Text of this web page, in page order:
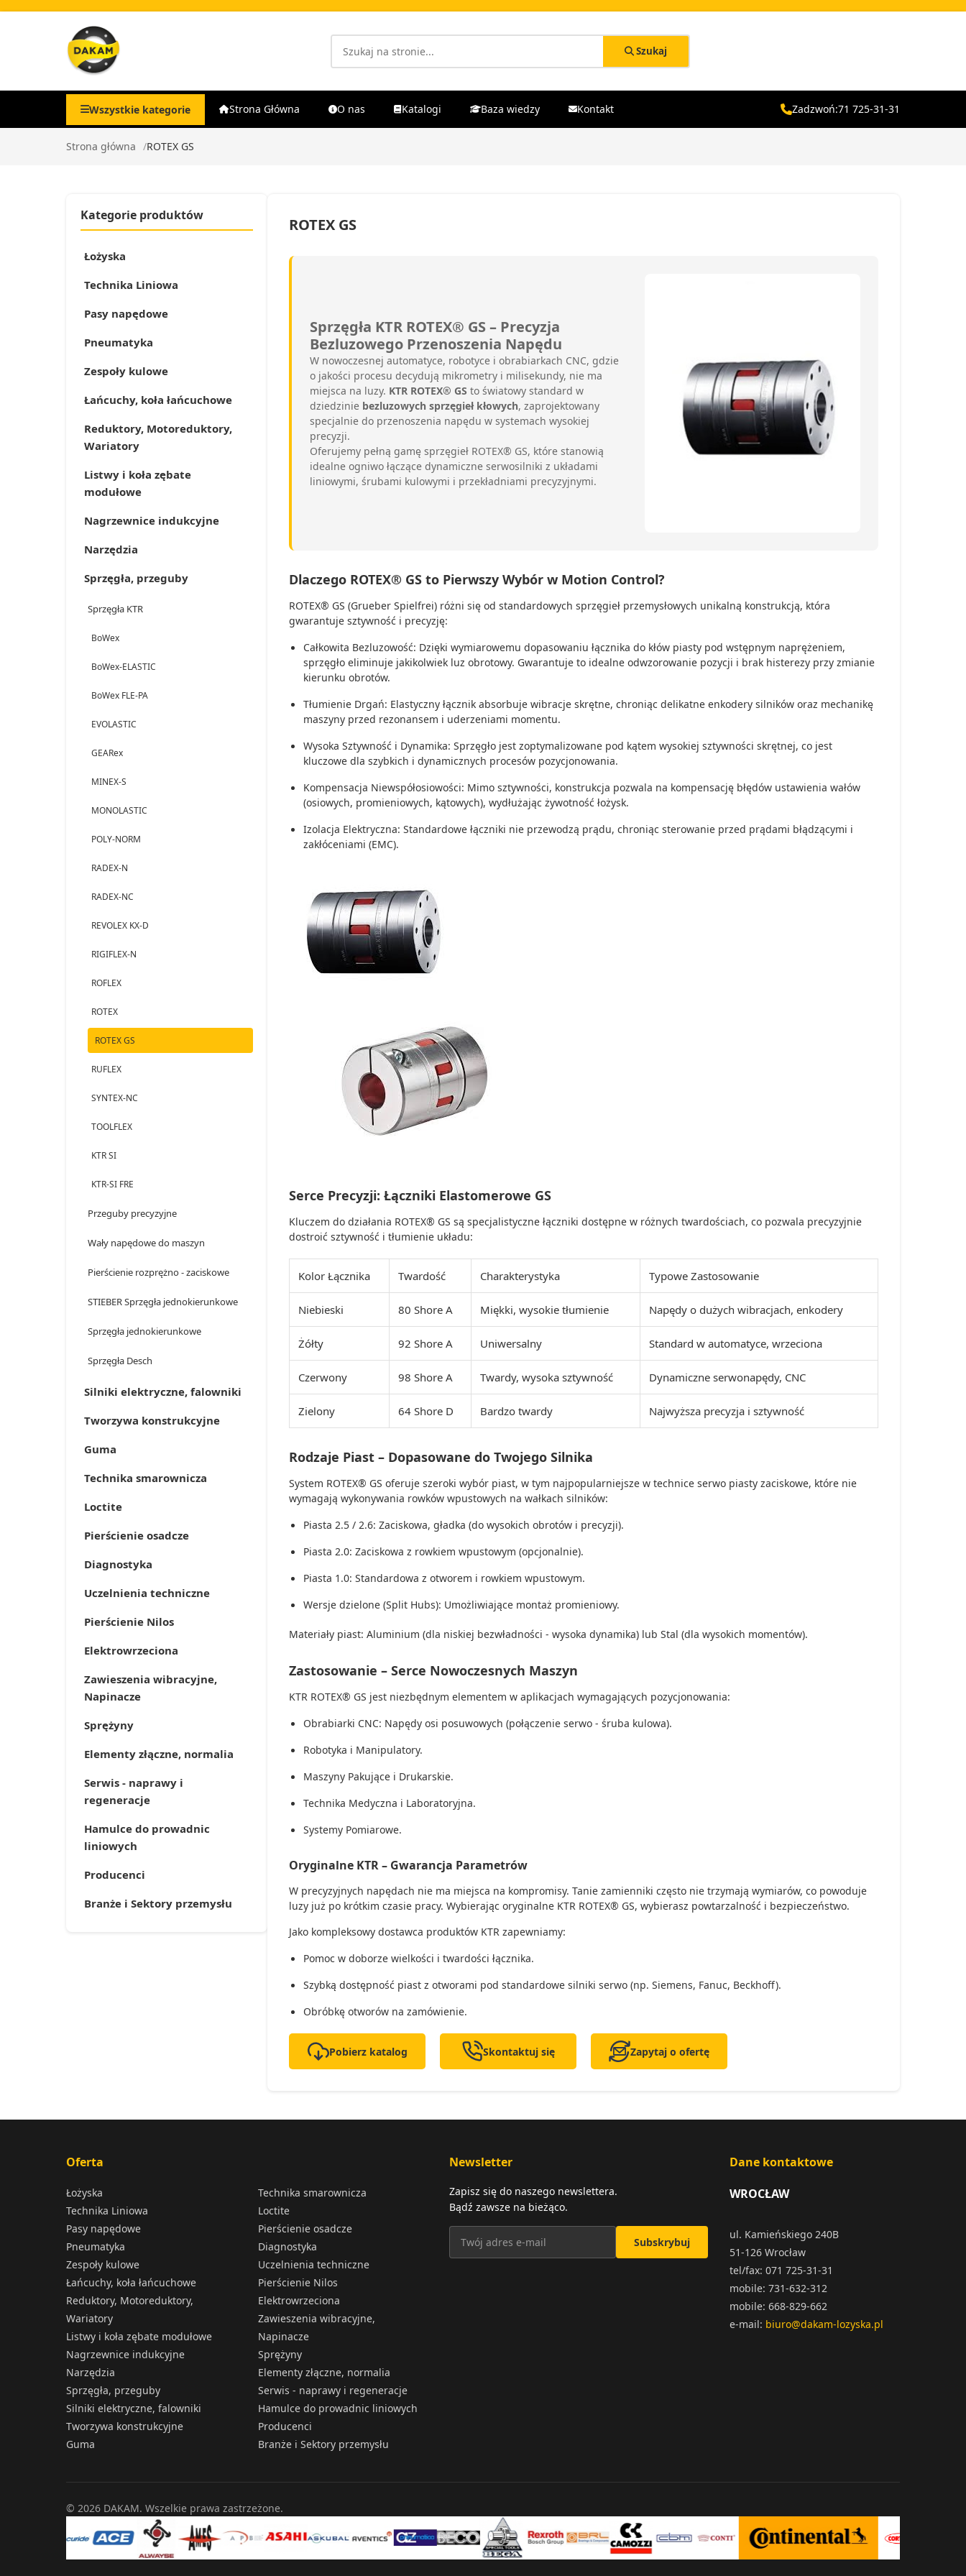
Szukaj
Wszystkie kategorie Strona Główna O nas Katalogi Baza wiedzy Kontakt Zadzwoń:71 725-31-31
Strona główna ROTEX GS
Kategorie produktów
Łożyska
Technika Liniowa
Pasy napędowe
Pneumatyka
Zespoły kulowe
Łańcuchy, koła łańcuchowe
Reduktory, Motoreduktory,
Wariatory
Listwy i koła zębate
modułowe
Nagrzewnice indukcyjne
Narzędzia
Sprzęgła, przeguby
Sprzęgła KTR
BoWex
BoWex-ELASTIC
BoWex FLE-PA
EVOLASTIC
GEARex
MINEX-S
MONOLASTIC
POLY-NORM
RADEX-N
RADEX-NC
REVOLEX KX-D
RIGIFLEX-N
ROFLEX
ROTEX
ROTEX GS
RUFLEX
SYNTEX-NC
TOOLFLEX
KTR SI
KTR-SI FRE
Przeguby precyzyjne
Wały napędowe do maszyn
Pierścienie rozprężno - zaciskowe
STIEBER Sprzęgła jednokierunkowe
Sprzęgła jednokierunkowe
Sprzęgła Desch
Silniki elektryczne, falowniki
Tworzywa konstrukcyjne
Guma
Technika smarownicza
Loctite
Pierścienie osadcze
Diagnostyka
Uczelnienia techniczne
Pierścienie Nilos
Elektrowrzeciona
Zawieszenia wibracyjne,
Napinacze
Sprężyny
Elementy złączne, normalia
Serwis - naprawy i
regeneracje
Hamulce do prowadnic
liniowych
Producenci
Branże i Sektory przemysłu
ROTEX GS
Sprzęgła KTR ROTEX® GS – Precyzja
Bezluzowego Przenoszenia Napędu
W nowoczesnej automatyce, robotyce i obrabiarkach CNC, gdzie
o jakości procesu decydują mikrometry i milisekundy, nie ma
miejsca na luzy. KTR ROTEX® GS to światowy standard w
dziedzinie bezluzowych sprzęgieł kłowych, zaprojektowany
specjalnie do przenoszenia napędu w systemach wysokiej
precyzji.
Oferujemy pełną gamę sprzęgieł ROTEX® GS, które stanowią
idealne ogniwo łączące dynamiczne serwosilniki z układami
liniowymi, śrubami kulowymi i przekładniami precyzyjnymi.
Dlaczego ROTEX® GS to Pierwszy Wybór w Motion Control?
ROTEX® GS (Grueber Spielfrei) różni się od standardowych sprzęgieł przemysłowych unikalną konstrukcją, która
gwarantuje sztywność i precyzję:
Całkowita Bezluzowość: Dzięki wymiarowemu dopasowaniu łącznika do kłów piasty pod wstępnym naprężeniem,
sprzęgło eliminuje jakikolwiek luz obrotowy. Gwarantuje to idealne odwzorowanie pozycji i brak histerezy przy zmianie
kierunku obrotów.
Tłumienie Drgań: Elastyczny łącznik absorbuje wibracje skrętne, chroniąc delikatne enkodery silników oraz mechanikę
maszyny przed rezonansem i uderzeniami momentu.
Wysoka Sztywność i Dynamika: Sprzęgło jest zoptymalizowane pod kątem wysokiej sztywności skrętnej, co jest
kluczowe dla szybkich i dynamicznych procesów pozycjonowania.
Kompensacja Niewspółosiowości: Mimo sztywności, konstrukcja pozwala na kompensację błędów ustawienia wałów
(osiowych, promieniowych, kątowych), wydłużając żywotność łożysk.
Izolacja Elektryczna: Standardowe łączniki nie przewodzą prądu, chroniąc sterowanie przed prądami błądzącymi i
zakłóceniami (EMC).
Serce Precyzji: Łączniki Elastomerowe GS
Kluczem do działania ROTEX® GS są specjalistyczne łączniki dostępne w różnych twardościach, co pozwala precyzyjnie
dostroić sztywność i tłumienie układu:
Kolor Łącznika Twardość Charakterystyka Typowe Zastosowanie
Niebieski 80 Shore A Miękki, wysokie tłumienie Napędy o dużych wibracjach, enkodery
Żółty 92 Shore A Uniwersalny Standard w automatyce, wrzeciona
Czerwony 98 Shore A Twardy, wysoka sztywność Dynamiczne serwonapędy, CNC
Zielony 64 Shore D Bardzo twardy Najwyższa precyzja i sztywność
Rodzaje Piast – Dopasowane do Twojego Silnika
System ROTEX® GS oferuje szeroki wybór piast, w tym najpopularniejsze w technice serwo piasty zaciskowe, które nie
wymagają wykonywania rowków wpustowych na wałkach silników:
Piasta 2.5 / 2.6: Zaciskowa, gładka (do wysokich obrotów i precyzji).
Piasta 2.0: Zaciskowa z rowkiem wpustowym (opcjonalnie).
Piasta 1.0: Standardowa z otworem i rowkiem wpustowym.
Wersje dzielone (Split Hubs): Umożliwiające montaż promieniowy.
Materiały piast: Aluminium (dla niskiej bezwładności - wysoka dynamika) lub Stal (dla wysokich momentów).
Zastosowanie – Serce Nowoczesnych Maszyn
KTR ROTEX® GS jest niezbędnym elementem w aplikacjach wymagających pozycjonowania:
Obrabiarki CNC: Napędy osi posuwowych (połączenie serwo - śruba kulowa).
Robotyka i Manipulatory.
Maszyny Pakujące i Drukarskie.
Technika Medyczna i Laboratoryjna.
Systemy Pomiarowe.
Oryginalne KTR – Gwarancja Parametrów
W precyzyjnych napędach nie ma miejsca na kompromisy. Tanie zamienniki często nie trzymają wymiarów, co powoduje
luzy już po krótkim czasie pracy. Wybierając oryginalne KTR ROTEX® GS, wybierasz powtarzalność i bezpieczeństwo.
Jako kompleksowy dostawca produktów KTR zapewniamy:
Pomoc w doborze wielkości i twardości łącznika.
Szybką dostępność piast z otworami pod standardowe silniki serwo (np. Siemens, Fanuc, Beckhoff).
Obróbkę otworów na zamówienie.
Pobierz katalog Skontaktuj się Zapytaj o ofertę
Oferta
Łożyska
Technika Liniowa
Pasy napędowe
Pneumatyka
Zespoły kulowe
Łańcuchy, koła łańcuchowe
Reduktory, Motoreduktory,
Wariatory
Listwy i koła zębate modułowe
Nagrzewnice indukcyjne
Narzędzia
Sprzęgła, przeguby
Silniki elektryczne, falowniki
Tworzywa konstrukcyjne
Guma
Technika smarownicza
Loctite
Pierścienie osadcze
Diagnostyka
Uczelnienia techniczne
Pierścienie Nilos
Elektrowrzeciona
Zawieszenia wibracyjne,
Napinacze
Sprężyny
Elementy złączne, normalia
Serwis - naprawy i regeneracje
Hamulce do prowadnic liniowych
Producenci
Branże i Sektory przemysłu
Newsletter
Zapisz się do naszego newslettera.
Bądź zawsze na bieżąco.
Subskrybuj
Dane kontaktowe
WROCŁAW
ul. Kamieńskiego 240B
51-126 Wrocław
tel/fax: 071 725-31-31
mobile: 731-632-312
mobile: 668-829-662
e-mail: biuro@dakam-lozyska.pl
© 2026 DAKAM. Wszelkie prawa zastrzeżone.